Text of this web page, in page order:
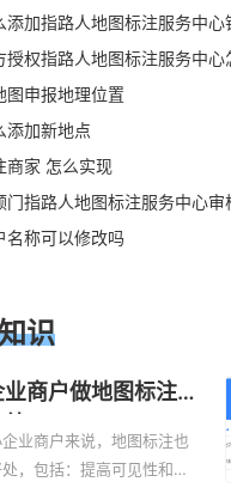
添加指路人地图标注服务中心
授权指路人地图标注服务中心
图申报地理位置
添加新地点
商家 怎么实现
名称可以修改吗
识
商户做地图标注有
业商户来说，地图标注也
，包括：提高可见性和曝